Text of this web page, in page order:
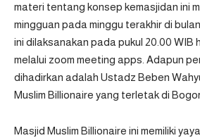
materi tentang konsep kemasjidan ini
mingguan pada minggu terakhir di
ini dilaksanakan pada pukul 20.00 WIB
melalui zoom meeting apps. Adapun
dihadirkan adalah Ustadz Beben
Muslim Billionaire yang terletak di
Masjid Muslim Billionaire ini memiliki